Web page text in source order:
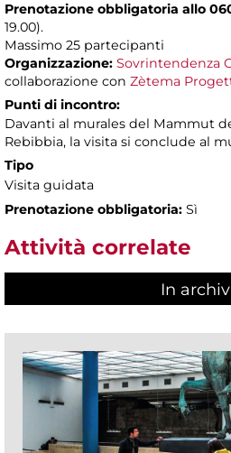
Prenotazione obbligatoria allo
19.00).
Massimo 25 partecipanti
Organizzazione: Sovrintendenza
collaborazione con Zètema
Punti di incontro:
Davanti al murales del Mammut
Rebibbia, la visita si conclude al
Tipo
Visita guidata
Prenotazione obbligatoria: Sì
Attività correlate
In